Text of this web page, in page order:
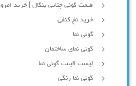
قیمت گونی چتایی بنگال | خرید
خرید نخ کنفی
گونی نما
گونی نمای ساختمان
لیست قیمت گونی نما
گونی نما رنگی